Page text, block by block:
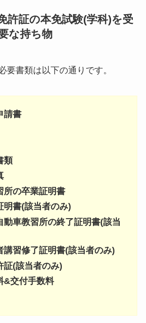
許証の本免試験(学科)を受
な持ち物
要書類は以下の通りです。
請書
類
所の卒業証明書
明書(該当者のみ)
動車教習所の終了証明書(該当
講習修了証明書(該当者のみ)
証(該当者のみ)
&交付手数料